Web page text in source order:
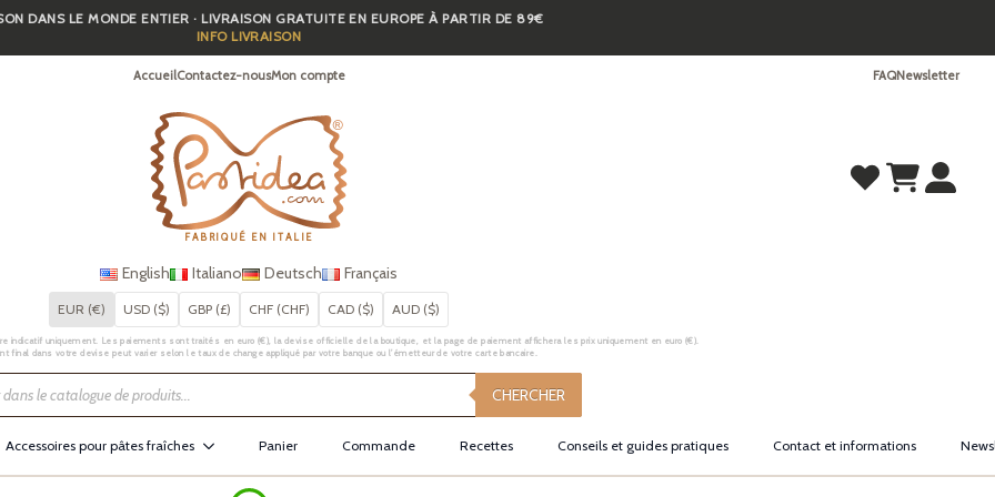
DANS LE MONDE ENTIER · LIVRAISON GRATUITE EN EUROPE À PARTIR DE 89€
INFO LIVRAISON
AccueilContactez-nousMon compte FAQNewsletter
FABRIQUÉ EN ITALIE
English Italiano Deutsch Français
EUR (€) USD ($) GBP (£) CHF (CHF) CAD ($) AUD ($)
indicatif uniquement. Les paiements sont traités en euro (€), la devise officielle de la boutique, et la page de paiement affichera les prix uniquement en euro (€).
final dans votre devise peut varier selon le taux de change appliqué par votre banque ou l’émetteur de votre carte bancaire.
CHERCHER
Accessoires pour pâtes fraîches Panier Commande Recettes Conseils et guides pratiques Contact et informations